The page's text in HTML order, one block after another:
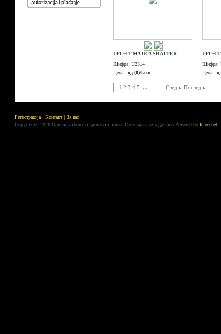
UFC® T-MAJICA SHATTER
Шифра: U2314
Цена:
од (0)/kom
UFC®
Шифра:
Цена:
1 2 3 4 5 ... Следна Последна
Регистрација Контакт
За нас
Copyright© 2026 Oprema za borecki sportovi i fitness.Сите права се задржани Powered by leloo.net